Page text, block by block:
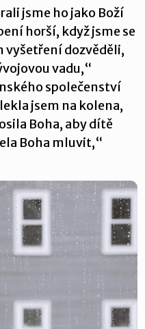
jsme ho jako Boží
horší, když jsme se
vyšetření dozvěděli,
vadu,“
společenství
jsem na kolena,
Boha, aby dítě
Boha mluvit,“